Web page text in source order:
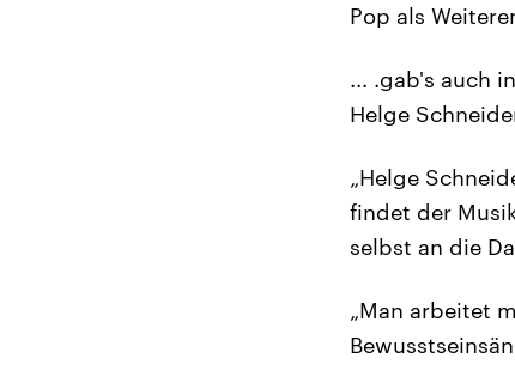
Pop als
... .gab's auch
Helge
„Helge
findet der
selbst an die
„Man arbeitet